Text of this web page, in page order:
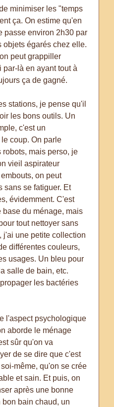
minimiser les "temps
ça. On estime qu'en
passe environ 2h30 par
objets égarés chez elle.
peut grappiller
là en ayant tout à
ça de gagné.
stations, je pense qu'il
les bons outils. Un
c'est un
coup. On parle
mais perso, je
vieil aspirateur
on peut
sans se fatiguer. Et
évidemment. C'est
du ménage, mais
tout nettoyer sans
j'ai une petite collection
différentes couleurs,
usages. Un bleu pour
salle de bain, etc.
les bactéries
l'aspect psychologique
aborde le ménage
sûr qu'on va
de se dire que c'est
même, qu'on se crée
et sain. Et puis, on
après une bonne
bain chaud, un